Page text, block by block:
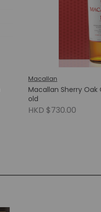
Macallan
Macallan Sherry Oak
old
HKD $730.00